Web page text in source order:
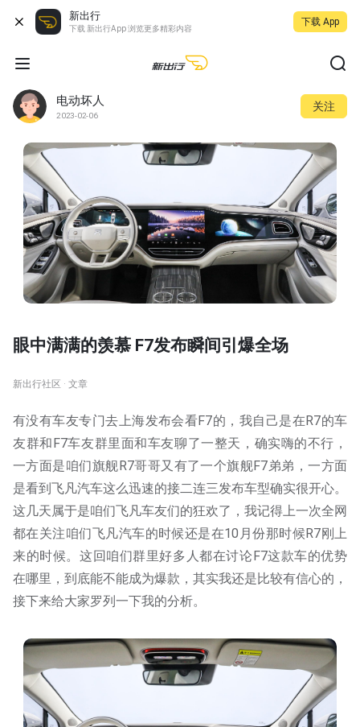
新出行
下载 新出行App 浏览更多精彩内容
下载 App
电动坏人
2023-02-06
关注
眼中满满的羡慕 F7发布瞬间引爆全场
新出行社区 · 文章
有没有车友专门去上海发布会看F7的，我自己是在R7的车
友群和F7车友群里面和车友聊了一整天，确实嗨的不行，
一方面是咱们旗舰R7哥哥又有了一个旗舰F7弟弟，一方面
是看到飞凡汽车这么迅速的接二连三发布车型确实很开心。
这几天属于是咱们飞凡车友们的狂欢了，我记得上一次全网
都在关注咱们飞凡汽车的时候还是在10月份那时候R7刚上
来的时候。这回咱们群里好多人都在讨论F7这款车的优势
在哪里，到底能不能成为爆款，其实我还是比较有信心的，
接下来给大家罗列一下我的分析。